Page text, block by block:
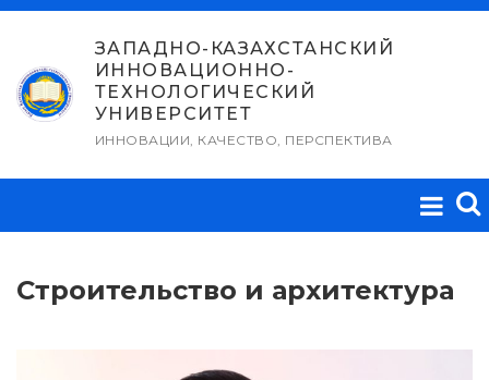
Перейти
содержимому
ЗАПАДНО-КАЗАХСТАНСКИЙ
ИННОВАЦИОННО-
ТЕХНОЛОГИЧЕСКИЙ
УНИВЕРСИТЕТ
ИННОВАЦИИ, КАЧЕСТВО, ПЕРСПЕКТИВА
Строительство и архитектура